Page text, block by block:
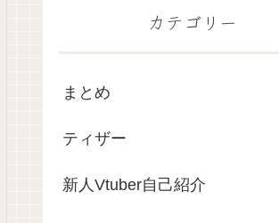
カテゴリー
まとめ
ティザー
新人Vtuber自己紹介